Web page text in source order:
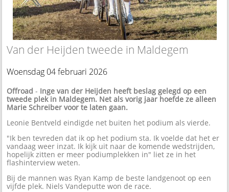
Van der Heijden tweede in Maldegem
Woensdag 04 februari 2026
Offroad - Inge van der Heijden heeft beslag gelegd op een
tweede plek in Maldegem. Net als vorig jaar hoefde ze alleen
Marie Schreiber voor te laten gaan.
Leonie Bentveld eindigde net buiten het podium als vierde.
"Ik ben tevreden dat ik op het podium sta. Ik voelde dat het er
vandaag weer inzat. Ik kijk uit naar de komende wedstrijden,
hopelijk zitten er meer podiumplekken in" liet ze in het
flashinterview weten.
Bij de mannen was Ryan Kamp de beste landgenoot op een
vijfde plek. Niels Vandeputte won de race.